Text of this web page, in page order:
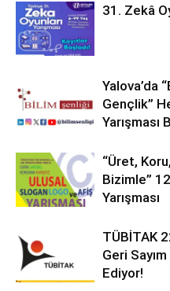
31. Zekâ
Yalova’da
Gençlik”
Yarışması
“Üret,
Bizimle”
Yarışması
TÜBİTAK
Geri
Ediyor!